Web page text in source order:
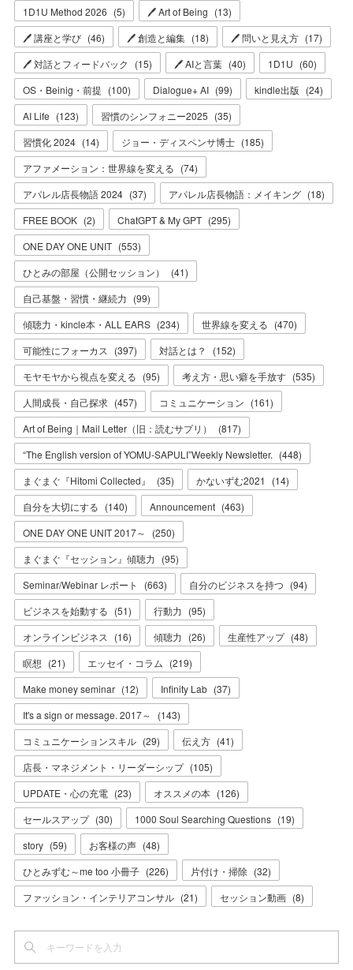
1D1U Method 2026 (5) 🖊 Art of Being (13)
🖊 講座と学び (46) 🖊 創造と編集 (18) 🖊 問いと見え方 (17)
🖊 対話とフィードバック
(15) 🖊 AIと言葉 (40) 1D1U (60)
OS・Beinig・前提 (100) Dialogue+ AI (99) kindle出版 (24)
AI Life (123) 習慣のシンフォニー2025 (35)
習慣化 2024 (14) ジョー・ディスペンサ博士 (185)
アファメーション：世界線を変える (74)
アパレル店長物語 2024 (37) アパレル店長物語：メイキング (18)
FREE BOOK (2) ChatGPT & My GPT (295)
ONE DAY ONE UNIT (553)
ひとみの部屋（公開セッション）
(41)
自己基盤・習慣・継続力 (99)
傾聴力・kincle本・ALL EARS (234) 世界線を変える (470)
可能性にフォーカス
(397) 対話とは？ (152)
モヤモヤから視点を変える (95) 考え方・思い癖を手放す (535)
人間成長・自己探求 (457) コミュニケーション (161)
Art of Being｜Mail Letter（旧：読むサプリ）
(817)
“The English version of YOMU-SAPULI”Weekly Newsletter. (448)
まぐまぐ『Hitomi Collected』
(35) かないずむ2021 (14)
自分を大切にする (140) Announcement (463)
ONE DAY ONE UNIT 2017～
(250)
まぐまぐ『セッション』傾聴力 (95)
Seminar/Webinar レポート
(663) 自分のビジネスを持つ (94)
ビジネスを始動する (51) 行動力 (95)
オンラインビジネス
(16) 傾聴力 (26) 生産性アップ (48)
瞑想 (21) エッセイ・コラム (219)
Make money seminar (12) Infinity Lab (37)
It's a sign or message. 2017～
(143)
コミュニケーションスキル (29) 伝え方 (41)
店長・マネジメント・リーダーシップ (105)
UPDATE・心の充電 (23) オススメの本 (126)
セールスアップ (30) 1000 Soul Searching Questions (19)
story (59) お客様の声 (48)
ひとみずむ～me too 小冊子 (226) 片付け・掃除 (32)
ファッション・インテリアコンサル (21) セッション動画 (8)